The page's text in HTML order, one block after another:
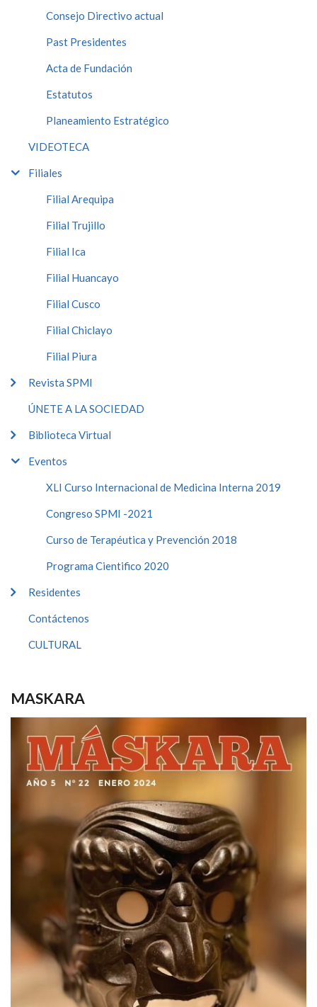
Consejo Directivo actual
Past Presidentes
Acta de Fundación
Estatutos
Planeamiento Estratégico
VIDEOTECA
Filiales
Filial Arequipa
Filial Trujillo
Filial Ica
Filial Huancayo
Filial Cusco
Filial Chiclayo
Filial Piura
Revista SPMI
ÚNETE A LA SOCIEDAD
Biblioteca Virtual
Eventos
XLI Curso Internacional de Medicina Interna 2019
Congreso SPMI -2021
Curso de Terapéutica y Prevención 2018
Programa Cientifico 2020
Residentes
Contáctenos
CULTURAL
MASKARA